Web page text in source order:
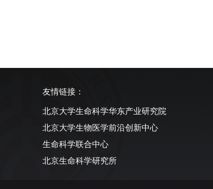
友情链接：
北京大学生命科学华东产业研究院
北京大学生物医学前沿创新中心
生命科学联合中心
北京生命科学研究所